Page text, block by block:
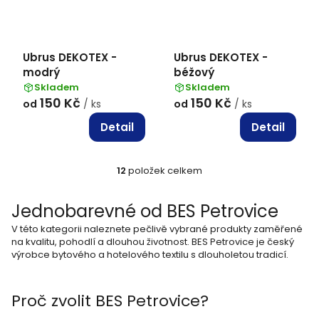
Ubrus DEKOTEX -
modrý
Skladem
od 150 Kč / ks
Detail
Ubrus DEKOTEX -
béžový
Skladem
od 150 Kč / ks
Detail
O
v
l
á
d
c
12 položek celkem
Jednobarevné od BES Petrovice
V této kategorii naleznete pečlivě vybrané produkty zaměřené
na kvalitu, pohodlí a dlouhou životnost. BES Petrovice je český
výrobce bytového a hotelového textilu s dlouholetou tradicí.
Proč zvolit BES Petrovice?